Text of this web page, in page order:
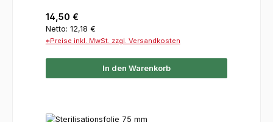
Regulärer Preis:
14,50 €
Netto: 12,18 €
*Preise inkl. MwSt. zzgl. Versandkosten
In den Warenkorb